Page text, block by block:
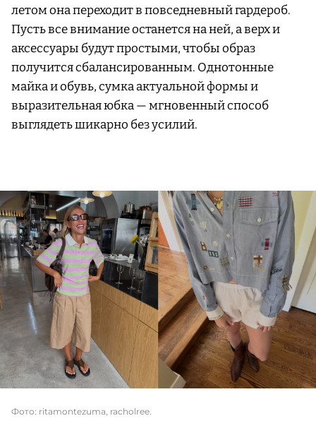
летом она переходит в повседневный гардероб.
Пусть все внимание останется на ней, а верх и
аксессуары будут простыми, чтобы образ
получится сбалансированным. Однотонные
майка и обувь, сумка актуальной формы и
выразительная юбка — мгновенный способ
выглядеть шикарно без усилий.
Фото: ritamontezuma, racholree.